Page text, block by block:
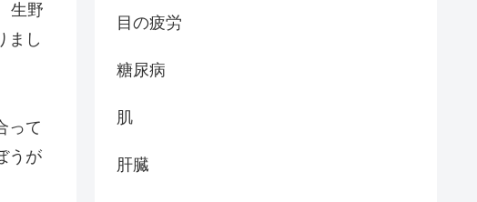
生野
まし
って
うが
目の疲労
糖尿病
肌
肝臓